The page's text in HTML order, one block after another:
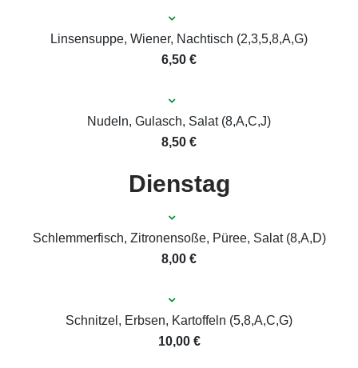
Linsensuppe, Wiener, Nachtisch (2,3,5,8,A,G)
6,50 €
Nudeln, Gulasch, Salat (8,A,C,J)
8,50 €
Dienstag
Schlemmerfisch, Zitronensoße, Püree, Salat (8,A,D)
8,00 €
Schnitzel, Erbsen, Kartoffeln (5,8,A,C,G)
10,00 €